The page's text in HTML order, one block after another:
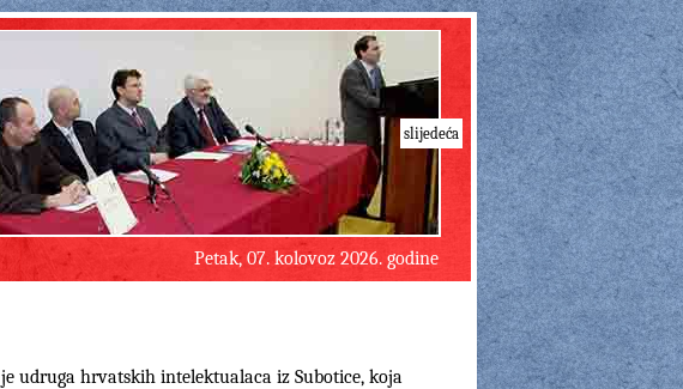
Petak, 07. kolovoz 2026. godine
slijedeća
je udruga hrvatskih intelektualaca iz Subotice, koja